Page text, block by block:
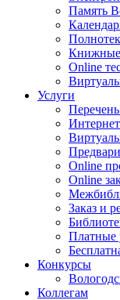
Память
Книжные
Online
Услуги
Online
Online
Заказ и
Платные
Конкурсы
Коллегам